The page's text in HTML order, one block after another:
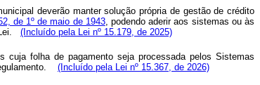
deverão manter solução própria de gestão de crédito
de 1º de maio de 1943, podendo aderir aos sistemas ou às
(Incluído pela Lei nº 15.179, de 2025)
cuja folha de pagamento seja processada pelos Sistemas
(Incluído pela Lei nº 15.367, de 2026)